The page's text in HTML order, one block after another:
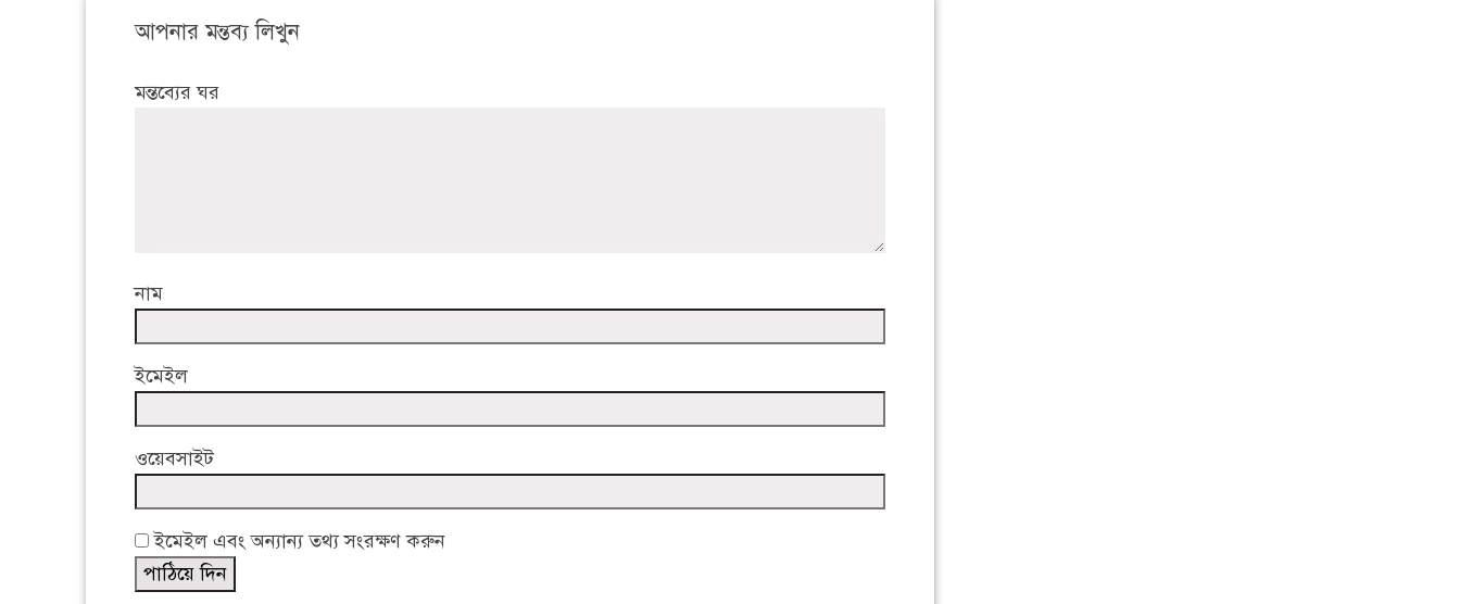
আপনার মন্তব্য লিখুন
মন্তব্যের ঘর
নাম
ইমেইল
ওয়েবসাইট
ইমেইল এবং অন্যান্য তথ্য সংরক্ষণ করুন